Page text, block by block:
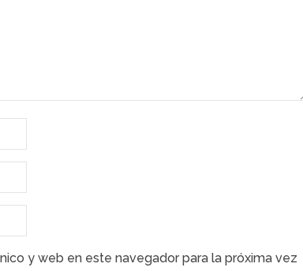
y web en este navegador para la próxima vez